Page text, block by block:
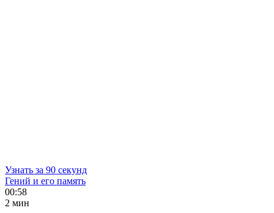
Узнать за 90 секунд
Гений и его память
00:58
2 мин